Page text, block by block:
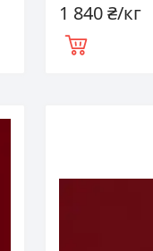
1 840 ₴/кг